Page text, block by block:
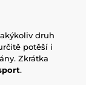
druh
potěší i
Zkrátka
.